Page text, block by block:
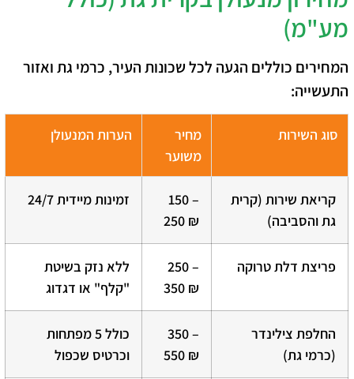
מע"מ)
המחירים כוללים הגעה לכל שכונות העיר, כרמי גת ואזור
התעשייה:
סוג השירות
מחיר
משוער
הערות המנעולן
קריאת שירות (קרית
גת והסביבה)
150 –
250 ₪
זמינות מיידית 24/7
פריצת דלת טרוקה
250 –
350 ₪
ללא נזק בשיטת
"קלף" או דגדוג
החלפת צילינדר
(כרמי גת)
350 –
550 ₪
כולל 5 מפתחות
וכרטיס שכפול